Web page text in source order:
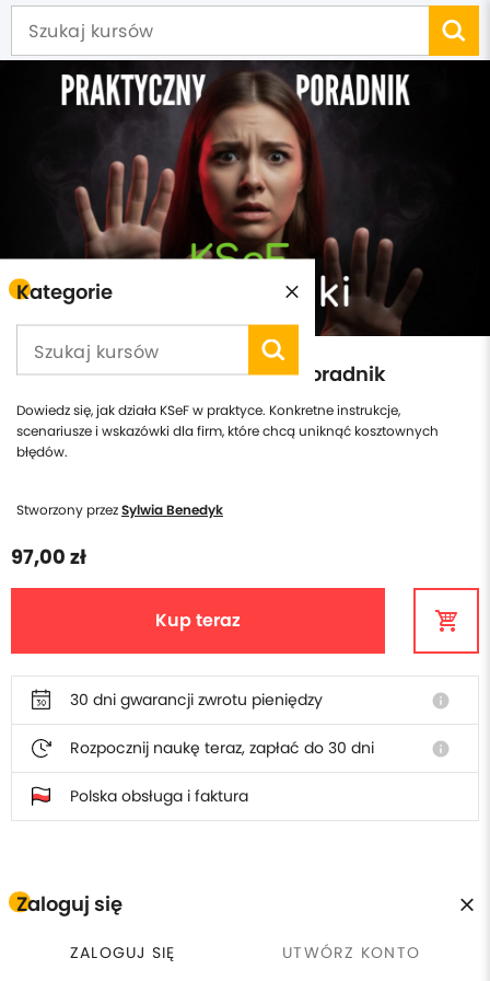
Kategorie
Zaloguj się
ZALOGUJ SIĘ UTWÓRZ KONTO
KSeF bez paniki. Praktyczny poradnik
Dowiedz się, jak działa KSeF w praktyce. Konkretne instrukcje,
scenariusze i wskazówki dla firm, które chcą uniknąć kosztownych
błędów.
Stworzony przezSylwia Benedyk
97,00 zł
Kup teraz
30 dni gwarancji zwrotu pieniędzy info
Rozpocznij naukę teraz, zapłać do 30 dni info
Polska obsługa i faktura
W cenie poradnika otrzymasz
Płacisz raz, wracasz kiedy
30 dni gwarancji zwrotu